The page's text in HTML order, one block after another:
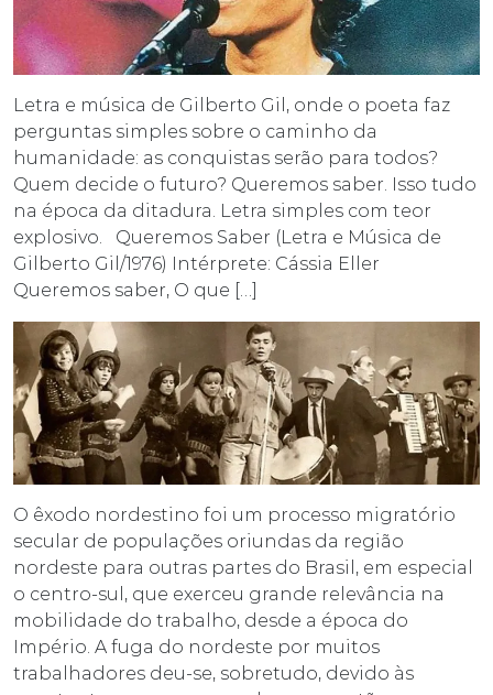
Letra e música de Gilberto Gil, onde o poeta faz
perguntas simples sobre o caminho da
humanidade: as conquistas serão para todos?
Quem decide o futuro? Queremos saber. Isso tudo
na época da ditadura. Letra simples com teor
explosivo. Queremos Saber (Letra e Música de
Gilberto Gil/1976) Intérprete: Cássia Eller
Queremos saber, O que […]
O êxodo nordestino foi um processo migratório
secular de populações oriundas da região
nordeste para outras partes do Brasil, em especial
o centro-sul, que exerceu grande relevância na
mobilidade do trabalho, desde a época do
Império. A fuga do nordeste por muitos
trabalhadores deu-se, sobretudo, devido às